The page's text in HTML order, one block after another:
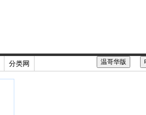
分类网 温哥华版